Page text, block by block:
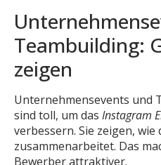
Teambuilding:
zeigen
Unternehmensevents und
sind toll, um das Instagram
verbessern. Sie zeigen,
zusammenarbeitet. Das
Bewerber attraktiver.